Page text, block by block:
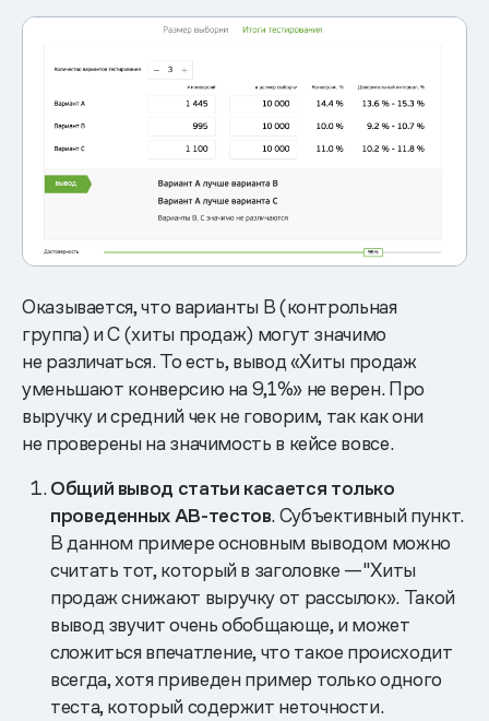
Оказывается, что варианты B (контрольная
группа) и С (хиты продаж) могут значимо
не различаться. То есть, вывод «Хиты продаж
уменьшают конверсию на 9,1%» не верен. Про
выручку и средний чек не говорим, так как они
не проверены на значимость в кейсе вовсе.
Общий вывод статьи касается только
проведенных АВ-тестов. Субъективный пункт.
В данном примере основным выводом можно
считать тот, который в заголовке —"Хиты
продаж снижают выручку от рассылок». Такой
вывод звучит очень обобщающе, и может
сложиться впечатление, что такое происходит
всегда, хотя приведен пример только одного
теста, который содержит неточности.